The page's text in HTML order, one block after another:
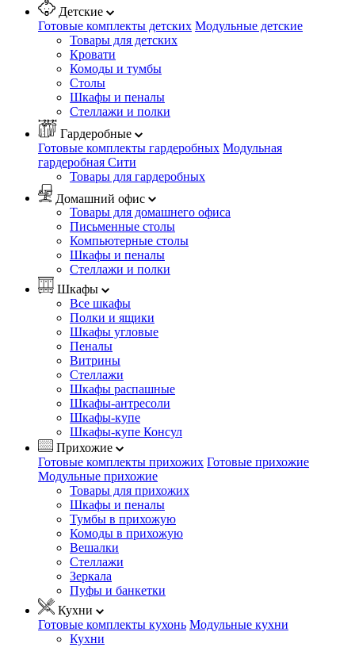
Детские
Готовые комплекты детских Модульные детские
Товары для детских
Кровати
Комоды и тумбы
Столы
Шкафы и пеналы
Стеллажи и полки
Гардеробные
Готовые комплекты гардеробных Модульная
гардеробная Сити
Товары для гардеробных
Домашний офис
Товары для домашнего офиса
Письменные столы
Компьютерные столы
Шкафы и пеналы
Стеллажи и полки
Шкафы
Все шкафы
Полки и ящики
Шкафы угловые
Пеналы
Витрины
Стеллажи
Шкафы распашные
Шкафы-антресоли
Шкафы-купе
Шкафы-купе Консул
Прихожие
Готовые комплекты прихожих Готовые прихожие
Модульные прихожие
Товары для прихожих
Шкафы и пеналы
Тумбы в прихожую
Комоды в прихожую
Вешалки
Стеллажи
Зеркала
Пуфы и банкетки
Кухни
Готовые комплекты кухонь Модульные кухни
Кухни